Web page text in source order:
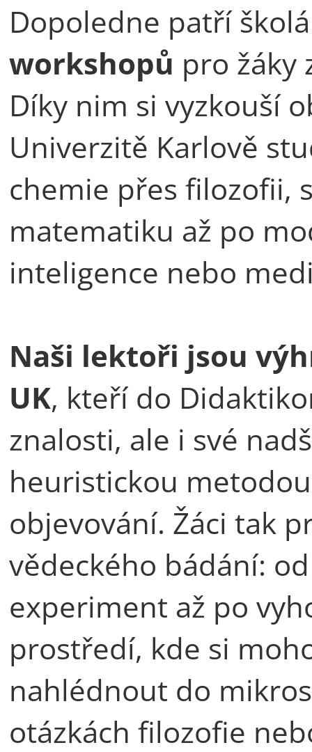
Dopoledne patří
workshopů pro žáky
Díky nim si vyzkouší
Univerzitě Karlově
chemie přes filozofii,
matematiku až po
inteligence nebo
Naši lektoři jsou
UK, kteří do
znalosti, ale i své
heuristickou
objevování. Žáci tak
vědeckého bádání:
experiment až po
prostředí, kde si
nahlédnout do
otázkách filozofie